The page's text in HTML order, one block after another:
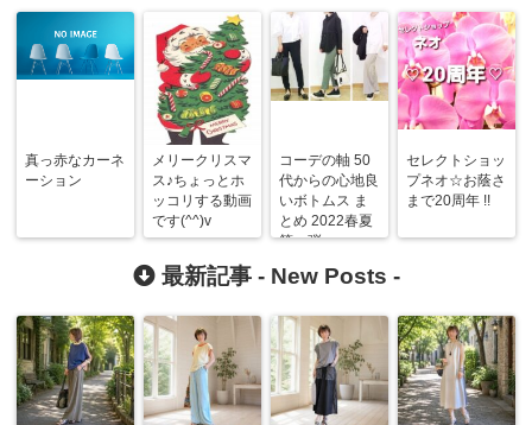
真っ赤なカーネ
ーション
メリークリスマ
ス♪ちょっとホ
ッコリする動画
です(^^)v
コーデの軸 50
代からの心地良
いボトムス ま
とめ 2022春夏
第一弾
セレクトショッ
プネオ☆お蔭さ
まで20周年 !!
最新記事 - New Posts -